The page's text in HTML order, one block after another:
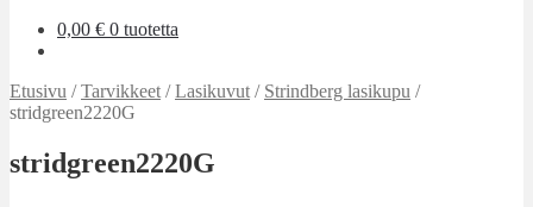
0,00 € 0 tuotetta
Etusivu /Tarvikkeet /Lasikuvut / Strindberg lasikupu /
stridgreen2220G
stridgreen2220G